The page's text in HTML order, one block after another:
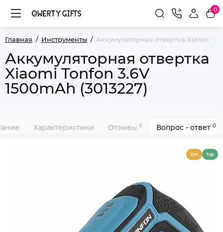
0
Главная Инструменты Аккумуляторная отвертка Xiaomi
Аккумуляторная отвертка
Xiaomi Tonfon 3.6V
1500mAh (3013227)
Характеристики Отзывы 0 Вопрос - ответ 0
Хит Top